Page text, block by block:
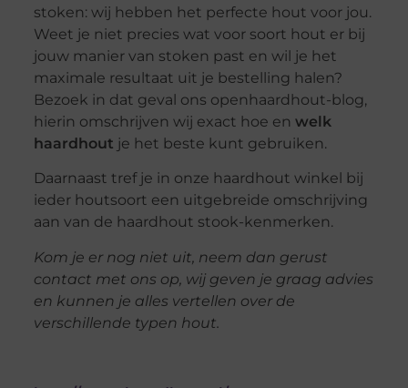
stoken: wij hebben het perfecte hout voor jou.
Weet je niet precies wat voor soort hout er bij
jouw manier van stoken past en wil je het
maximale resultaat uit je bestelling halen?
Bezoek in dat geval ons openhaardhout-blog,
hierin omschrijven wij exact hoe en welk
haardhout je het beste kunt gebruiken.
Daarnaast tref je in onze haardhout winkel bij
ieder houtsoort een uitgebreide omschrijving
aan van de haardhout stook-kenmerken.
Kom je er nog niet uit, neem dan gerust
contact met ons op, wij geven je graag advies
en kunnen je alles vertellen over de
verschillende typen hout.